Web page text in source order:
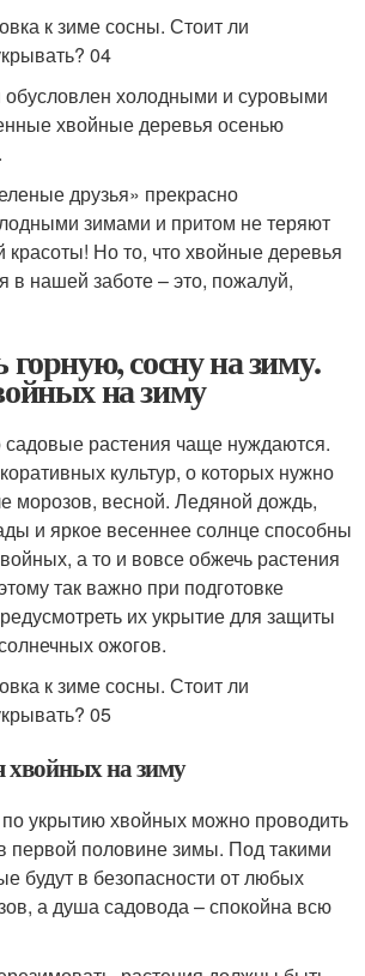
холодными и суровыми
хвойные деревья осенью
друзья» прекрасно
зимами и притом не теряют
красоты! Но то, что хвойные деревья
в нашей заботе – это, пожалуй,
сосну на зиму.
на зиму
растения чаще нуждаются.
культур, о которых нужно
морозов, весной. Ледяной дождь,
и яркое весеннее солнце способны
а то и вовсе обжечь растения
так важно при подготовке
их укрытие для защиты
ожогов.
на зиму
укрытию хвойных можно проводить
первой половине зимы. Под такими
будут в безопасности от любых
а душа садовода – спокойна всю